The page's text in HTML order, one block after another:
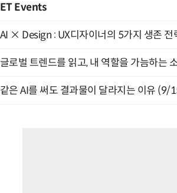
ET Events
AI × Design : UX디자이너의 5가지 생존
글로벌 트렌드를 읽고, 내 역할을 가늠하는
같은 AI를 써도 결과물이 달라지는 이유 (9/